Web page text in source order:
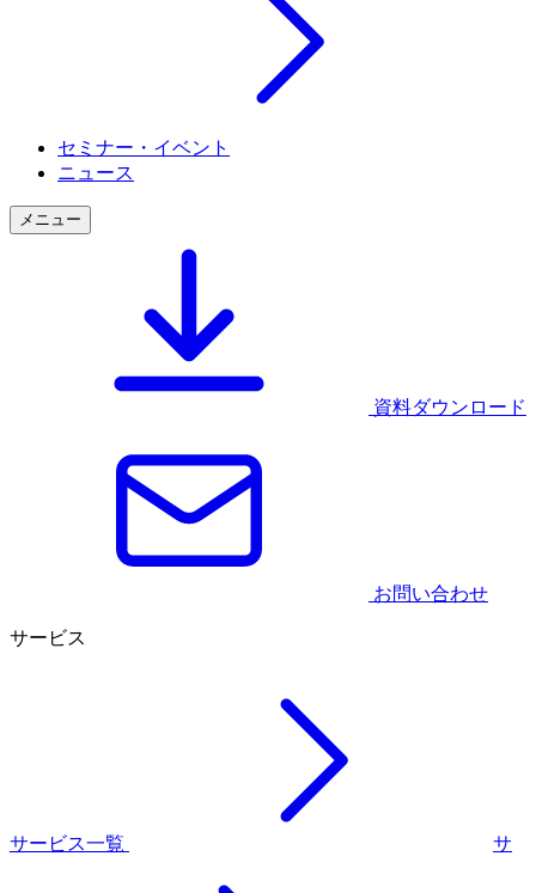
セミナー・イベント
ニュース
メニュー
資料ダウンロード
お問い合わせ
サービス
サービス一覧 サ